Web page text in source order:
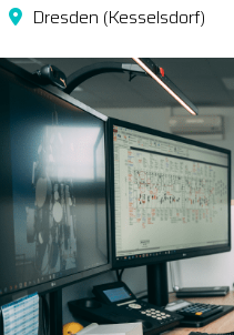
Dresden (Kesselsdorf)